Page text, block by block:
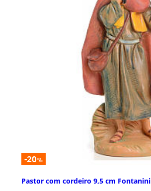
-20%
Pastor com cordeiro 9,5 cm Fontanini